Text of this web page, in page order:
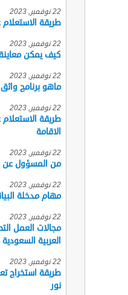
22 نوفمبر, 2023
طريقة
22 نوفمبر, 2023
كيف يمكن
22 نوفمبر, 2023
ماهو برنامج واثق
22 نوفمبر, 2023
طريقة
الاقامة
22 نوفمبر, 2023
من المسؤول عن
22 نوفمبر, 2023
مهام مدخلة
22 نوفمبر, 2023
مجالات العمل
العربية السعودية
22 نوفمبر, 2023
طريقة استخراج
نور